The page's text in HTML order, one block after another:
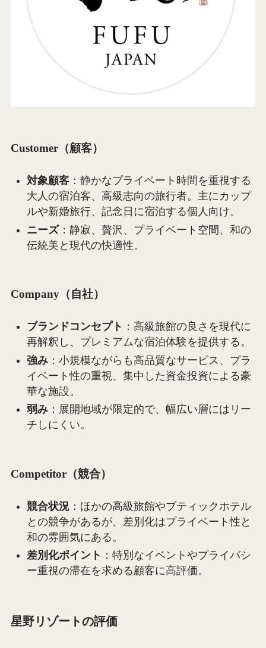
Customer（顧客）
対象顧客：静かなプライベート時間を重視する
大人の宿泊客、高級志向の旅行者。主にカップ
ルや新婚旅行、記念日に宿泊する個人向け。
ニーズ：静寂、贅沢、プライベート空間、和の
伝統美と現代の快適性。
Company（自社）
ブランドコンセプト ：高級旅館の良さを現代に
再解釈し、プレミアムな宿泊体験を提供する。
強み：小規模ながらも高品質なサービス、プラ
イベート性の重視、集中した資金投資による豪
華な施設。
弱み：展開地域が限定的で、幅広い層にはリー
チしにくい。
Competitor（競合）
競合状況：ほかの高級旅館やブティックホテル
との競争があるが、差別化はプライベート性と
和の雰囲気にある。
差別化ポイント ：特別なイベントやプライバシ
ー重視の滞在を求める顧客に高評価。
星野リゾートの評価